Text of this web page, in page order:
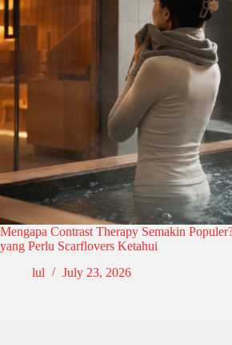
Mengapa Contrast Therapy Semakin
yang Perlu Scarflovers Ketahui
lul
July 23, 2026